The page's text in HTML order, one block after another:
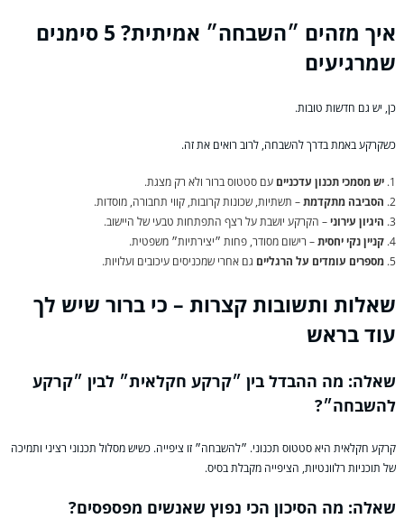
איך מזהים ״השבחה״ אמיתית? 5 סימנים
שמרגיעים
כן, יש גם חדשות טובות.
כשקרקע באמת בדרך להשבחה, לרוב רואים את זה.
יש מסמכי תכנון עדכניים עם סטטוס ברור ולא רק מצגת.
הסביבה מתקדמת– תשתיות, שכונות קרובות, קווי תחבורה, מוסדות.
היגיון עירוני– הקרקע יושבת על רצף התפתחות טבעי של היישוב.
קניין נקי יחסית– רישום מסודר, פחות ״יצירתיות״ משפטית.
מספרים עומדים על הרגליים גם אחרי שמכניסים עיכובים ועלויות.
שאלות ותשובות קצרות – כי ברור שיש לך
עוד בראש
שאלה: מה ההבדל בין ״קרקע חקלאית״ לבין ״קרקע
להשבחה״?
קרקע חקלאית היא סטטוס תכנוני. ״להשבחה״ זו ציפייה. כשיש מסלול תכנוני רציני ותמיכה
של תוכניות רלוונטיות, הציפייה מקבלת בסיס.
שאלה: מה הסיכון הכי נפוץ שאנשים מפספסים?